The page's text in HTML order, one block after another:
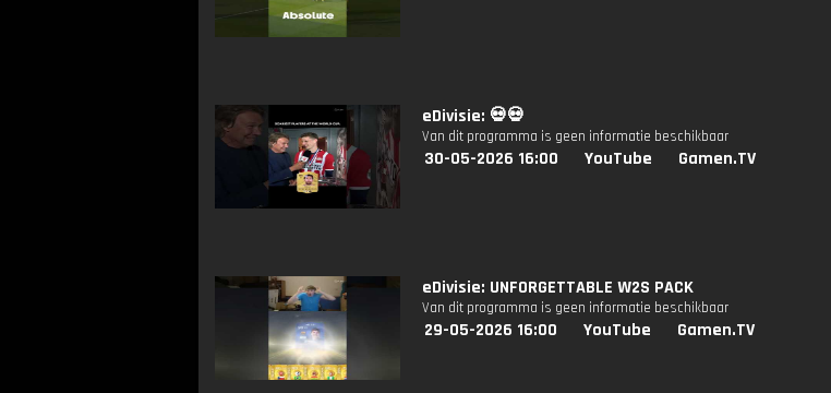
eDivisie: 💀💀
Van dit programma is geen informatie beschikbaar
30-05-2026 16:00 YouTube Gamen.TV
eDivisie: UNFORGETTABLE W2S PACK
Van dit programma is geen informatie beschikbaar
29-05-2026 16:00 YouTube Gamen.TV